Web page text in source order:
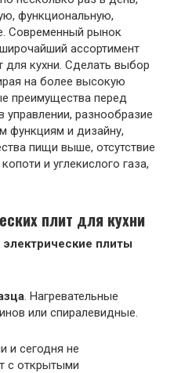
функциональную,
Современный рынок
ассортимент
для кухни. Сделать выбор
на более высокую
преимущества перед
управлении, разнообразие
функциям и дизайну,
пищи выше, отсутствие
и углекислого газа,
плит для кухни
электрические плиты
. Нагревательные
или спиралевидные.
и сегодня не
с открытыми